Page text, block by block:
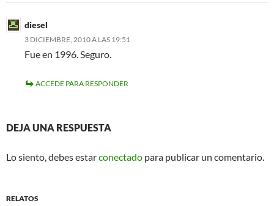
diesel
3 DICIEMBRE, 2010 A LAS 19:51
Fue en 1996. Seguro.
ACCEDE PARA RESPONDER
DEJA UNA RESPUESTA
Lo siento, debes estarconectado para publicar un comentario.
RELATOS